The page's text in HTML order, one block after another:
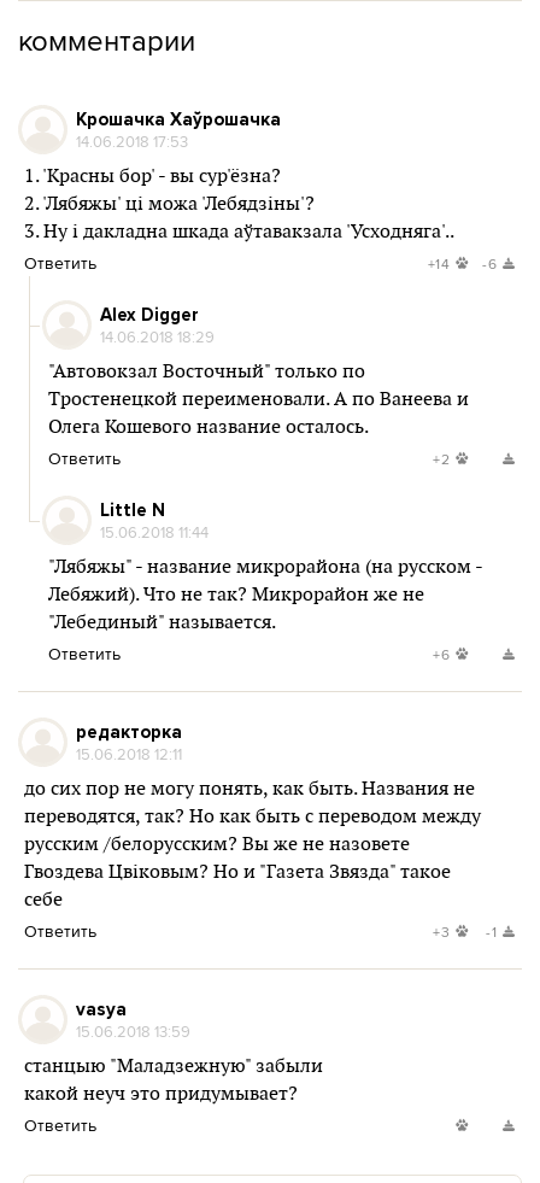
комментарии
Крошачка Хаўрошачка
14.06.2018 17:53
1. 'Красны бор' - вы сур'ёзна?
2. 'Лябяжы' ці можа 'Лебядзіны'?
3. Ну і дакладна шкада аўтавакзала 'Усходняга'..
Ответить +14 -6
Alex Digger
14.06.2018 18:29
"Автовокзал Восточный" только по
Тростенецкой переименовали. А по Ванеева и
Олега Кошевого название осталось.
Ответить +2
Little N
15.06.2018 11:44
"Лябяжы" - название микрорайона (на русском -
Лебяжий). Что не так? Микрорайон же не
"Лебединый" называется.
Ответить +6
редакторка
15.06.2018 12:11
до сих пор не могу понять, как быть. Названия не
переводятся, так? Но как быть с переводом между
русским /белорусским? Вы же не назовете
Гвоздева Цвiковым? Но и "Газета Звязда" такое
себе
Ответить +3 -1
vasya
15.06.2018 13:59
станцыю "Маладзежную" забыли
какой неуч это придумывает?
Ответить